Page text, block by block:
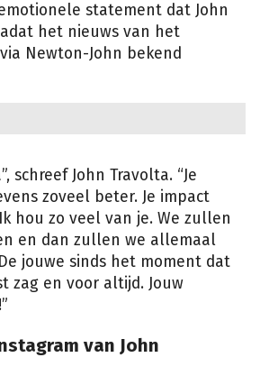
statement dat John
het nieuws van het
Newton-John bekend
schreef John Travolta. “Je
zoveel beter. Je impact
hou zo veel van je. We zullen
en dan zullen we allemaal
jouwe sinds het moment dat
zag en voor altijd. Jouw
van John